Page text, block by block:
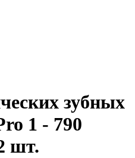
зубных
1 - 790
шт.